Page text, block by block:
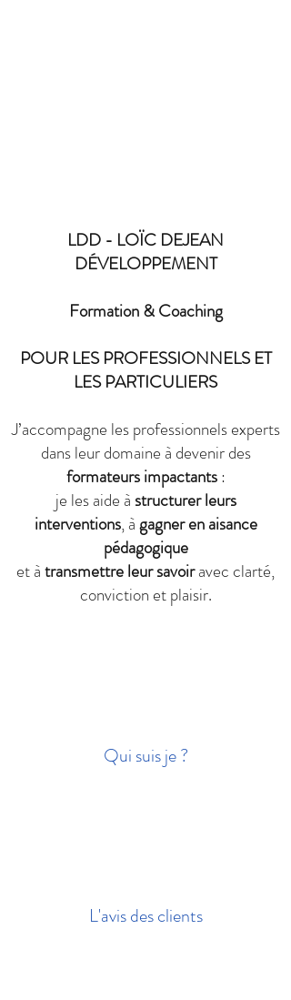
LDD - LOÏC DEJEAN
DÉVELOPPEMENT
Formation & Coaching
POUR LES PROFESSIONNELS ET
LES PARTICULIERS
J’accompagne les professionnels experts
dans leur domaine à devenir des
formateurs impactants:
je les aide à structurer leurs
interventions, àgagner en aisance
pédagogique
et àtransmettre leur savoiravec clarté,
conviction et plaisir.
Qui suis je ?
L'avis des clients